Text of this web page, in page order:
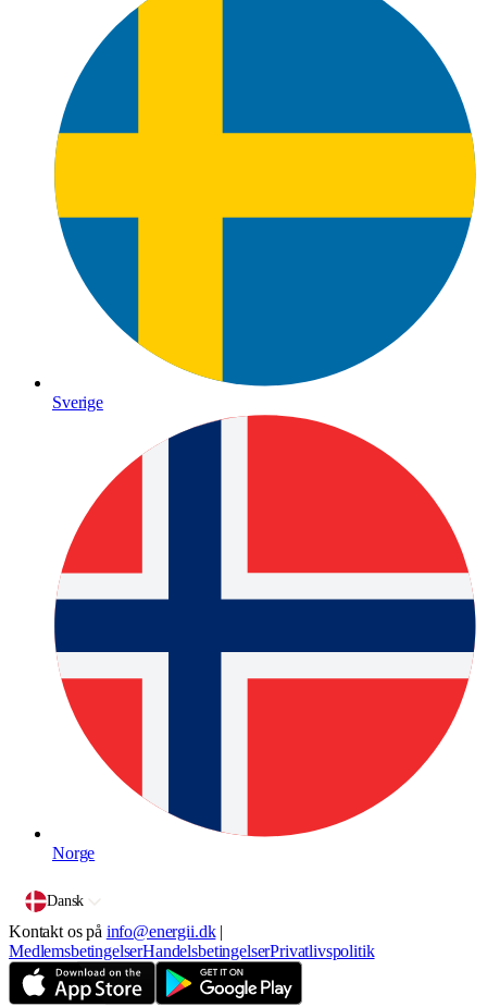
Sverige
Norge
Dansk
Kontakt os på info@energii.dk |
MedlemsbetingelserHandelsbetingelserPrivatlivspolitik